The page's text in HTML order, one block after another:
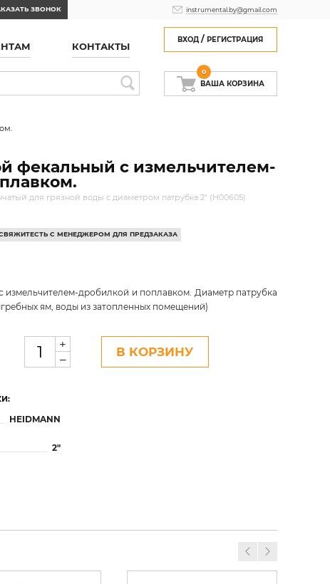
ЗВОНОК instrumental.by@gmail.com
КОНТАКТЫ
ВХОД /РЕГИСТРАЦИЯ
0
ВАША КОРЗИНА
фекальный с измельчителем-
для грязной воды с диаметром патрубка 2" (H00605)
С МЕНЕДЖЕРОМ ДЛЯ ПРЕДЗАКАЗА
дробилкой и поплавком. Диаметр патрубка
ям, воды из затопленных помещений)
+
–
В КОРЗИНУ
HEIDMANN
2"